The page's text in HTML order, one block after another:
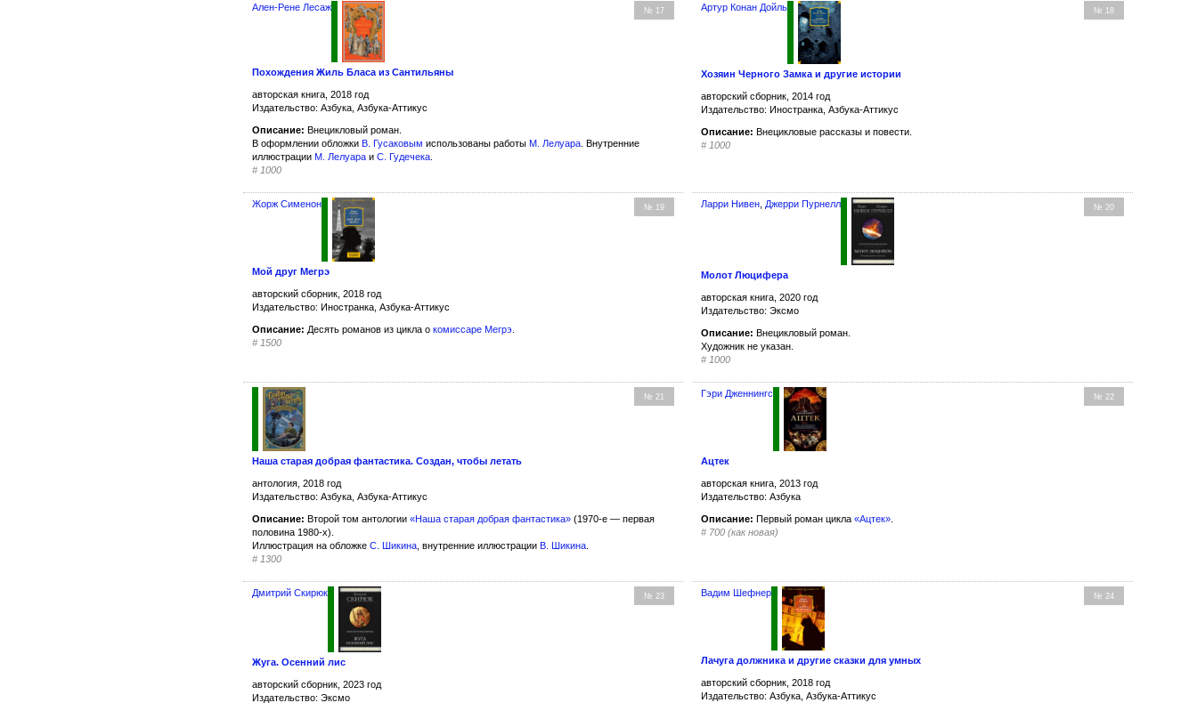
№ 17
Ален-Рене Лесаж
Похождения Жиль Бласа из Сантильяны
авторская книга, 2018 год
Издательство: Азбука, Азбука-Аттикус
Описание: Внецикловый роман.
В оформлении обложки В. Гусаковым использованы работы М. Лелуара. Внутренние
иллюстрации М. Лелуара и C. Гудечека.
# 1000
№ 18
Артур Конан Дойль
Хозяин Черного Замка и другие истории
авторский сборник, 2014 год
Издательство: Иностранка, Азбука-Аттикус
Описание: Внецикловые рассказы и повести.
# 1000
№ 19
Жорж Сименон
Мой друг Мегрэ
авторский сборник, 2018 год
Издательство: Иностранка, Азбука-Аттикус
Описание: Десять романов из цикла о комиссаре Мегрэ.
# 1500
№ 20
Ларри Нивен,Джерри Пурнелл
Молот Люцифера
авторская книга, 2020 год
Издательство: Эксмо
Описание: Внецикловый роман.
Художник не указан.
# 1000
№ 21
Наша старая добрая фантастика. Создан, чтобы летать
антология, 2018 год
Издательство: Азбука, Азбука-Аттикус
Описание: Второй том антологии «Наша старая добрая фантастика» (1970-е — первая
половина 1980-х).
Иллюстрация на обложке С. Шикина , внутренние иллюстрации В. Шикина
# 1300
№ 22
Гэри Дженнингс
Ацтек
авторская книга, 2013 год
Издательство: Азбука
Описание: Первый роман цикла«Ацтек»
# 700 (как новая)
№ 23
Дмитрий Скирюк
Жуга. Осенний лис
авторский сборник, 2023 год
Издательство: Эксмо
№ 24
Вадим Шефнер
Лачуга должника и другие сказки для умных
авторский сборник, 2018 год
Издательство: Азбука, Азбука-Аттикус